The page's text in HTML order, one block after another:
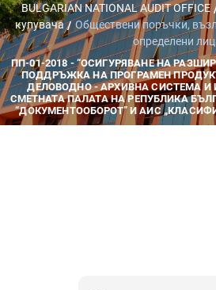
BULGARIAN NATIONAL AUDIT OFFICE
купувача
Обществени поръчки,
определени
ПП-01-2018 - “ОСИГУРЯВАНЕ НА
ПОДДРЪЖКА НА ПРОГРАМЕН
ДЕЛОВОДНО - АРХИВНА СИСТЕМА И
СМЕТНАТА ПАЛАТА НА РЕПУБЛИКА
“ДОКУМЕНТООБОРОТ” И АИС